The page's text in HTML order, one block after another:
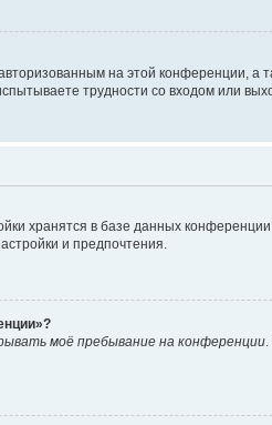
на этой конференции, а
трудности со входом или
хранятся в базе данных
и предпочтения.
моё пребывание на конференции